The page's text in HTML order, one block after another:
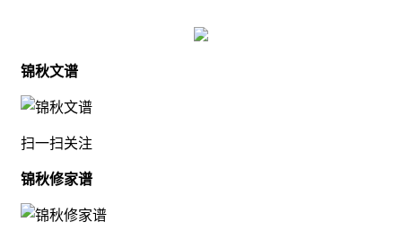
锦秋文谱
扫一扫关注
锦秋修家谱